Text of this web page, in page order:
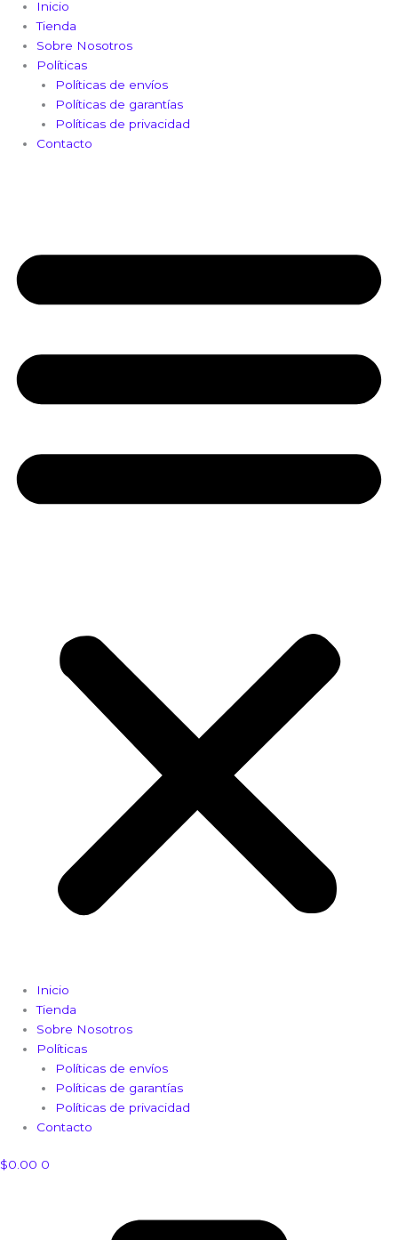
Inicio
Tienda
Sobre Nosotros
Políticas
Políticas de envíos
Políticas de garantías
Políticas de privacidad
Contacto
Inicio
Tienda
Sobre Nosotros
Políticas
Políticas de envíos
Políticas de garantías
Políticas de privacidad
Contacto
$0.00 0